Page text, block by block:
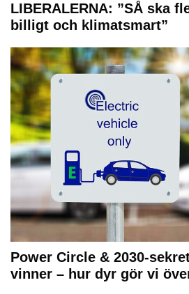
LIBERALERNA: ”SÅ ska
billigt och klimatsmart”
Power Circle & 2030-
vinner – hur dyr gör vi